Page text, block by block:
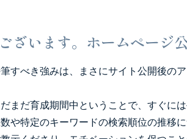
ざいます。ホームページ
すべき強みは、まさにサイト公開後の
まだ育成期間中ということで、すぐに
や特定のキーワードの検索順位の推移